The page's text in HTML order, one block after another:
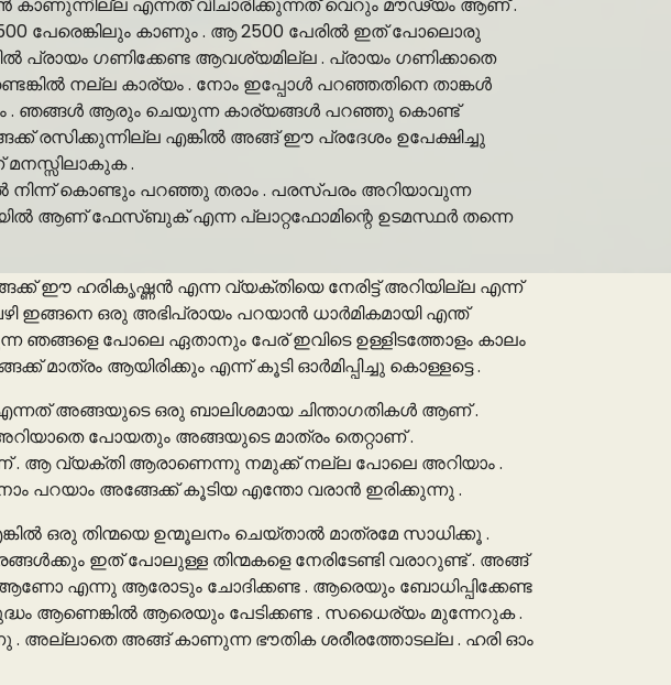
പേരെങ്കിലും കാണും . ആ 2500 പേരിൽ ഇത് പോലൊരു
പ്രായം ഗണിക്കേണ്ട ആവശ്യമില്ല . പ്രായം ഗണിക്കാതെ
നല്ല കാര്യം . നോം ഇപ്പോൾ പറഞ്ഞതിനെ താങ്കൾ
. ഞങ്ങൾ ആരും ചെയുന്ന കാര്യങ്ങൾ പറഞ്ഞു കൊണ്ട്
രസിക്കുന്നില്ല എങ്കിൽ അങ്ങ് ഈ പ്രദേശം ഉപേക്ഷിച്ചു
.
നിന്ന് കൊണ്ടും പറഞ്ഞു തരാം . പരസ്പരം അറിയാവുന്ന
ആണ് ഫേസ്‌ബുക് എന്ന പ്ലാറ്റഫോമിന്റെ ഉടമസ്ഥർ തന്നെ
ഈ ഹരികൃഷ്ണൻ എന്ന വ്യക്തിയെ നേരിട്ട് അറിയില്ല എന്ന്
ഒരു അഭിപ്രായം പറയാൻ ധാർമികമായി എന്ത്
പോലെ ഏതാനും പേര് ഇവിടെ ഉള്ളിടത്തോളം കാലം
മാത്രം ആയിരിക്കും എന്ന് കൂടി ഓർമിപ്പിച്ചു കൊള്ളട്ടെ .
അങ്ങയുടെ ഒരു ബാലിശമായ ചിന്താഗതികൾ ആണ് .
പോയതും അങ്ങയുടെ മാത്രം തെറ്റാണ് .
. ആ വ്യക്തി ആരാണെന്നു നമുക്ക് നല്ല പോലെ അറിയാം .
പറയാം അങ്ങേക്ക് കൂടിയ എന്തോ വരാൻ ഇരിക്കുന്നു .
ഒരു തിന്മയെ ഉന്മൂലനം ചെയ്‌താൽ മാത്രമേ സാധിക്കൂ .
ഇത് പോലുള്ള തിന്മകളെ നേരിടേണ്ടി വരാറുണ്ട് . അങ്ങ്
ആണോ എന്നു ആരോടും ചോദിക്കണ്ട . ആരെയും ബോധിപ്പിക്കേണ്ട
ആണെങ്കിൽ ആരെയും പേടിക്കണ്ട . സധൈര്യം മുന്നേറുക .
അങ്ങ് കാണുന്ന ഭൗതിക ശരീരത്തോടല്ല . ഹരി ഓം